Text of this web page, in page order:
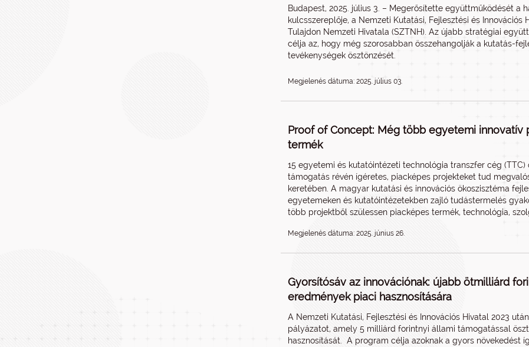
Budapest, 2025. július 3. – Megerősítette együttműködését a
kulcsszereplője, a Nemzeti Kutatási, Fejlesztési és Innovációs
Tulajdon Nemzeti Hivatala (SZTNH). Az újabb stratégiai
célja az, hogy még szorosabban összehangolják a kutatás-
tevékenységek ösztönzését.
Megjelenés dátuma: 2025. július 03.
Proof of Concept: Még több egyetemi innovatív
termék
15 egyetemi és kutatóintézeti technológia transzfer cég
támogatás révén ígéretes, piacképes projekteket tud
keretében. A magyar kutatási és innovációs ökoszisztéma
egyetemeken és kutatóintézetekben zajló tudástermelés
több projektből szülessen piacképes termék, technológia,
Megjelenés dátuma: 2025. június 26.
Gyorsítósáv az innovációnak: újabb ötmilliárd
eredmények piaci hasznosítására
A Nemzeti Kutatási, Fejlesztési és Innovációs Hivatal 2023
pályázatot, amely 5 milliárd forintnyi állami támogatással
hasznosítását. A program célja azoknak a gyors növekedést